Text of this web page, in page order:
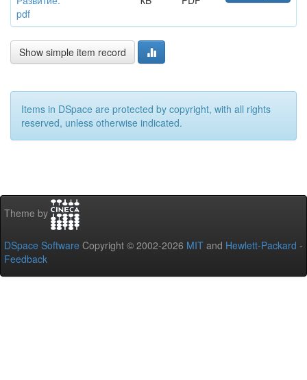
pdf
Show simple item record
Items in DSpace are protected by copyright, with all rights
reserved, unless otherwise indicated.
Theme by
DSpace Software Copyright © 2002-2026 MIT and Hewlett-Packard -
Feedback